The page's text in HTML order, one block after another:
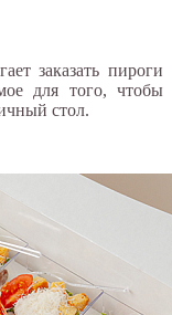
заказать пироги
для того, чтобы
стол.